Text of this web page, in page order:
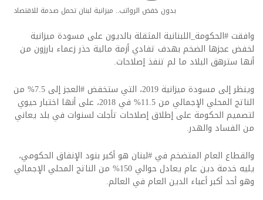
بدون خفض الرواتب.. ميزانية لبنان تحمل صدمة للاقتصاد
وافقت #الحكومة_اللبنانية المثقلة بالديون على مسودة ميزانية
لخفض عجزها الضخم بهدف تفادي أزمة مالية حذر زعماء بارزون من
أنها سترهق البلاد ما لم تنفذ إصلاحات.
وينظر إلى مسودة ميزانية 2019، التي ستخفض #العجز إلى 7.5% من
الناتج المحلي الإجمالي من 11.5% في 2018، على أنها اختبار حيوي
لتصميم الحكومة على إطلاق إصلاحات تأجلت لسنوات في بلد يعاني
من الفساد والهدر.
والقطاع العام المتضخم في #لبنان هو أكبر بنود الإنفاق الحكومي،
يليه خدمة دين عام يعادل حوالي 150% من الناتج المحلي الإجمالي
وهو أحد أكبر أعباء الدين العام في العالم.